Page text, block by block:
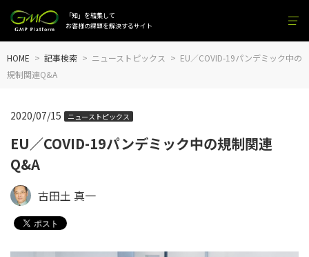
「知」を結集して
お客様の課題を解決するサイト
HOME 記事検索 ニューストピックス
EU／COVID-19パンデミック中の
規制関連Q&A
EU／COVID-19パンデミック中の規制関連
Q&A
2020/07/15 ニューストピックス
古田土 真一